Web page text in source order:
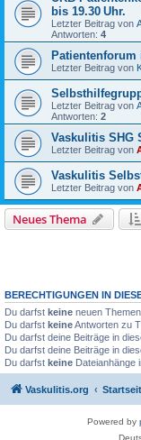
bis 19.30 Uhr.
Letzter Beitrag von
Antworten: 4
Patientenforum
Letzter Beitrag von
Letzter Beitrag von
Antworten: 2
Vaskulitis SHG
Letzter Beitrag von
Vaskulitis
Letzter Beitrag von
Neues Thema
BERECHTIGUNGEN IN
Du darfst keine neuen
Du darfst keineAntworten zu
Du darfst deine Beiträge in
Du darfst deine Beiträge in
Du darfst keine Dateianhänge
Vaskulitis.org
Powered by